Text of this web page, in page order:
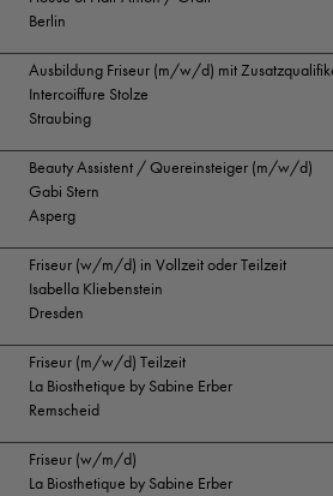
Berlin
Ausbildung Friseur (m/w/d) mit
Intercoiffure Stolze
Straubing
Beauty Assistent / Quereinsteiger (m/w/d)
Gabi Stern
Asperg
Friseur (w/m/d) in Vollzeit oder Teilzeit
Isabella Kliebenstein
Dresden
Friseur (m/w/d) Teilzeit
La Biosthetique by Sabine Erber
Remscheid
Friseur (w/m/d)
La Biosthetique by Sabine Erber